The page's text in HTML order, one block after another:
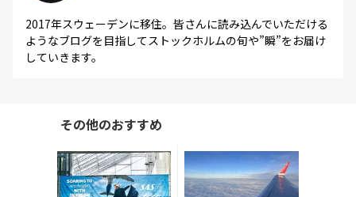
2017年スウェーデンに移住。皆さんに読み込んでいただける
ようなブログを目指してストックホルムの旬や”瞬”をお届け
していきます。
その他のおすすめ